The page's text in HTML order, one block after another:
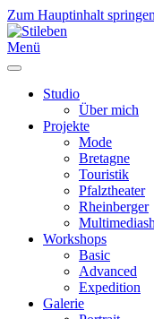
Zum Hauptinhalt springen
Menü
Studio
Über mich
Projekte
Mode
Bretagne
Touristik
Pfalztheater
Rheinberger
Workshops
Basic
Advanced
Expedition
Galerie